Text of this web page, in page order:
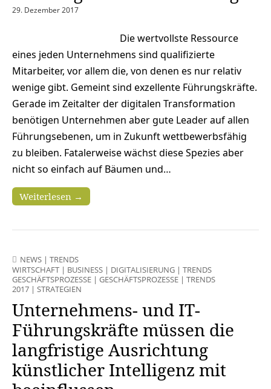
29. Dezember 2017
Die wertvollste Ressource
eines jeden Unternehmens sind qualifizierte
Mitarbeiter, vor allem die, von denen es nur relativ
wenige gibt. Gemeint sind exzellente Führungskräfte.
Gerade im Zeitalter der digitalen Transformation
benötigen Unternehmen aber gute Leader auf allen
Führungsebenen, um in Zukunft wettbewerbsfähig
zu bleiben. Fatalerweise wächst diese Spezies aber
nicht so einfach auf Bäumen und…
Weiterlesen →
NEWS | TRENDS
WIRTSCHAFT | BUSINESS | DIGITALISIERUNG | TRENDS
GESCHÄFTSPROZESSE | GESCHÄFTSPROZESSE | TRENDS
2017 | STRATEGIEN
Unternehmens- und IT-
Führungskräfte müssen die
langfristige Ausrichtung
künstlicher Intelligenz mit